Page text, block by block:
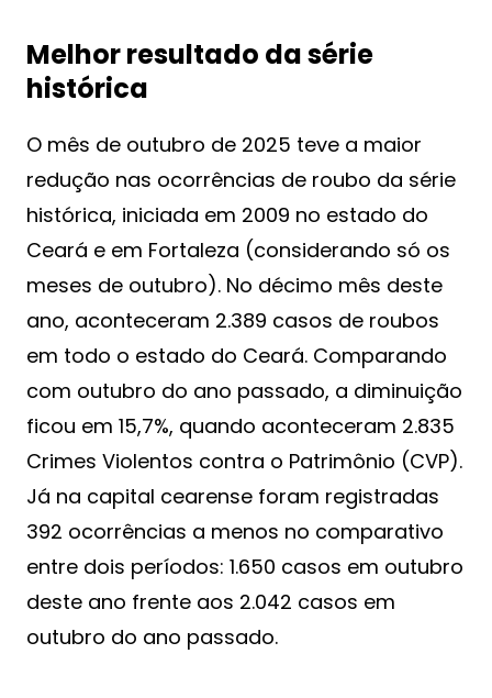
Melhor resultado da série
histórica
O mês de outubro de 2025 teve a maior
redução nas ocorrências de roubo da série
histórica, iniciada em 2009 no estado do
Ceará e em Fortaleza (considerando só os
meses de outubro). No décimo mês deste
ano, aconteceram 2.389 casos de roubos
em todo o estado do Ceará. Comparando
com outubro do ano passado, a diminuição
ficou em 15,7%, quando aconteceram 2.835
Crimes Violentos contra o Patrimônio (CVP).
Já na capital cearense foram registradas
392 ocorrências a menos no comparativo
entre dois períodos: 1.650 casos em outubro
deste ano frente aos 2.042 casos em
outubro do ano passado.